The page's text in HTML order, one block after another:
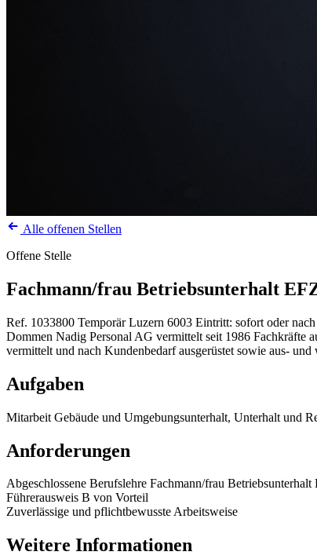
Alle offenen Stellen
Offene Stelle
Fachmann/frau Betriebsunterhalt
Ref. 1033800 Temporär Luzern 6003 Eintritt: sofort oder
Dommen Nadig Personal AG vermittelt seit 1986 Fachkräfte
vermittelt und nach Kundenbedarf ausgerüstet sowie aus- und
Aufgaben
Mitarbeit Gebäude und Umgebungsunterhalt, Unterhalt und
Anforderungen
Abgeschlossene Berufslehre Fachmann/frau Betriebsunterhalt
Führerausweis B von Vorteil
Zuverlässige und pflichtbewusste Arbeitsweise
Weitere Informationen